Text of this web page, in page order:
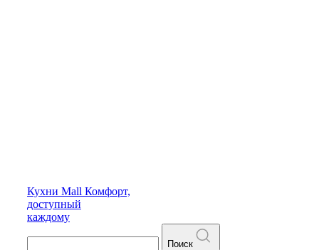
Кухни Mall Комфорт,
доступный
каждому
Поиск